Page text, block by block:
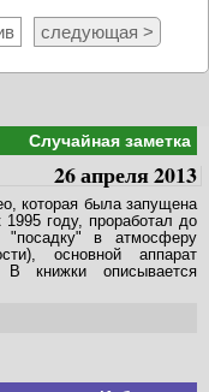
следующая >
Случайная заметка
26 апреля 2013
которая была запущена
году, проработал до
в атмосферу
основной аппарат
книжки описывается